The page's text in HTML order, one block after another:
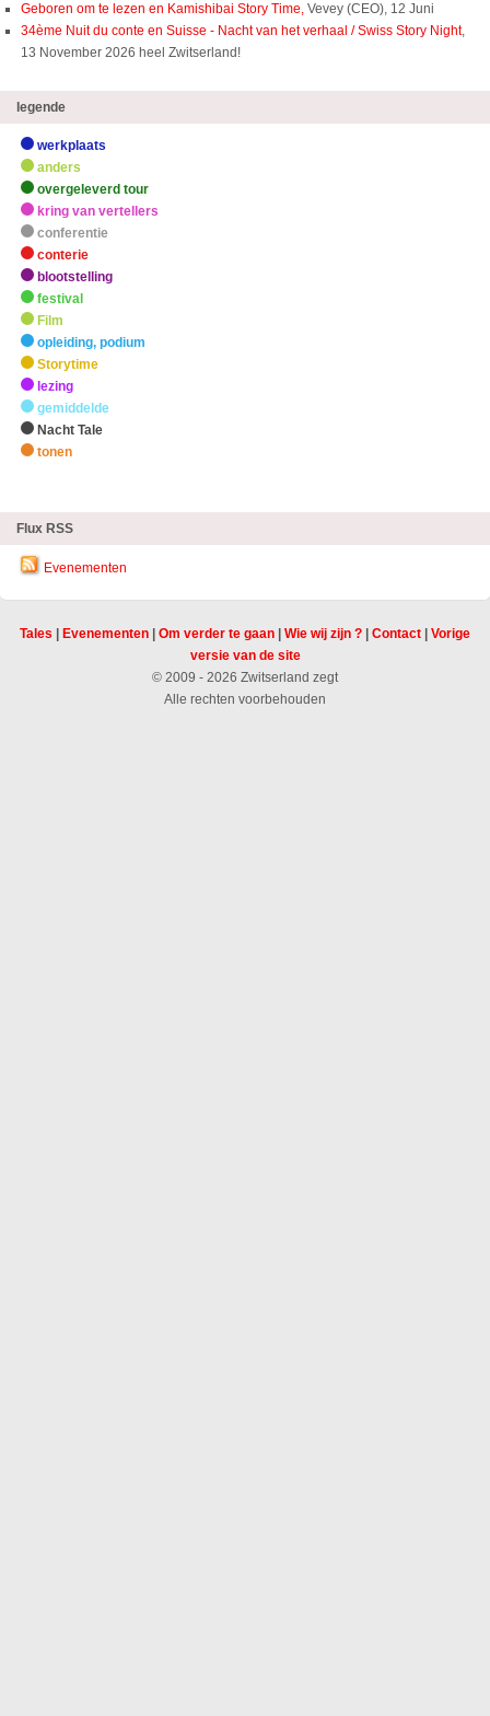
Geboren om te lezen en Kamishibai Story Time, Vevey (CEO), 12 Juni
34ème Nuit du conte en Suisse - Nacht van het verhaal / Swiss Story Night,
13 November 2026 heel Zwitserland!
legende
werkplaats
anders
overgeleverd tour
kring van vertellers
conferentie
conterie
blootstelling
festival
Film
opleiding, podium
Storytime
lezing
gemiddelde
Nacht Tale
tonen
Flux RSS
Evenementen
Tales Evenementen Om verder te gaan Wie wij zijn ? Contact
Vorige
versie van de site
© 2009 - 2026 Zwitserland zegt
Alle rechten voorbehouden